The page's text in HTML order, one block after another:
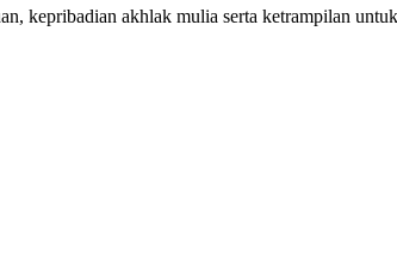
kepribadian akhlak mulia serta ketrampilan